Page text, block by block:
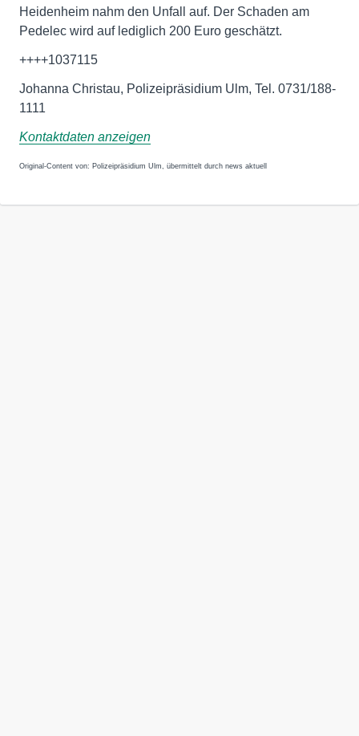
Heidenheim nahm den Unfall auf. Der Schaden am
Pedelec wird auf lediglich 200 Euro geschätzt.
++++1037115
Johanna Christau, Polizeipräsidium Ulm, Tel. 0731/188-
1111
Kontaktdaten anzeigen
Original-Content von: Polizeipräsidium Ulm, übermittelt durch news aktuell